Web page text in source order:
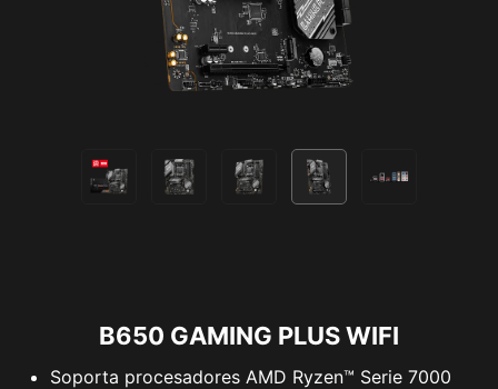
B650 GAMING PLUS WIFI
Soporta procesadores AMD Ryzen™ Serie 7000